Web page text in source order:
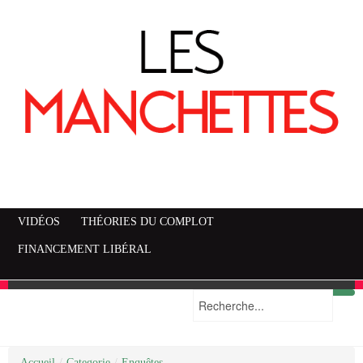
VIDÉOS THÉORIES DU COMPLOT
FINANCEMENT LIBÉRAL